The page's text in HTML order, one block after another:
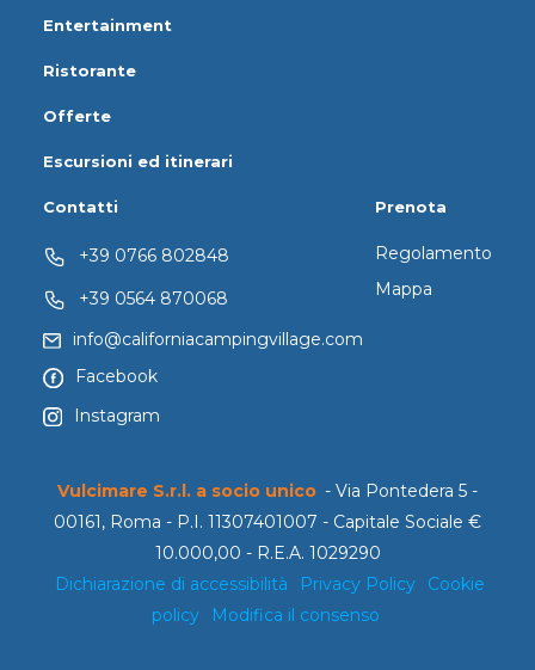
Entertainment
Ristorante
Offerte
Escursioni ed itinerari
Contatti
+39 0766 802848
+39 0564 870068
info@californiacampingvillage.com
Facebook
Instagram
Prenota
Regolamento
Mappa
Vulcimare S.r.l. a socio unico - Via Pontedera 5 -
00161, Roma - P.I. 11307401007 - Capitale Sociale €
10.000,00 - R.E.A. 1029290
Dichiarazione di accessibilità
Privacy Policy
Cookie
policy
Modifica il consenso